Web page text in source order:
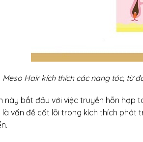
Meso Hair kích thích các nang tóc, từ
này bắt đầu với việc truyền hỗn
là vấn đề cốt lõi trong kích thích phát